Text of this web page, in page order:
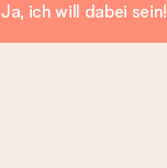
Ja, ich will dabei sein!